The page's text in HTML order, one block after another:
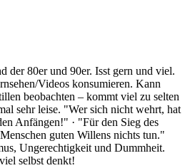
der 80er und 90er. Isst gern und viel.
Videos konsumieren. Kann
beobachten – kommt viel zu selten
sehr leise. "Wer sich nicht wehrt, hat
Anfängen!" · "Für den Sieg des
guten Willens nichts tun."
Ungerechtigkeit und Dummheit.
selbst denkt!